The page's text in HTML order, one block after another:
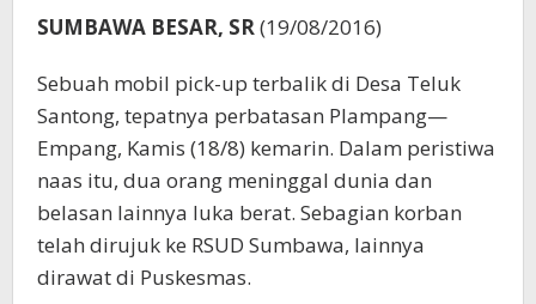
SUMBAWA BESAR, SR(19/08/2016)
Sebuah mobil pick-up terbalik di Desa Teluk
Santong, tepatnya perbatasan Plampang—
Empang, Kamis (18/8) kemarin. Dalam peristiwa
naas itu, dua orang meninggal dunia dan
belasan lainnya luka berat. Sebagian korban
telah dirujuk ke RSUD Sumbawa, lainnya
dirawat di Puskesmas.